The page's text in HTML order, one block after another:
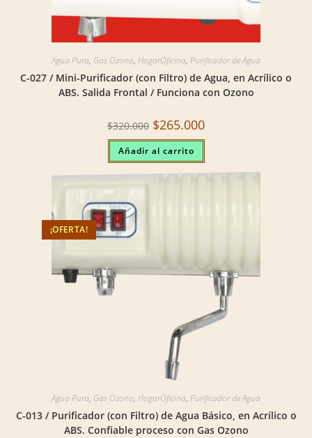
Agua Pura, Gas Ozono, HogarOficina, Purificador de Agua
C-027 / Mini-Purificador (con Filtro) de Agua, en Acrílico o
ABS. Salida Frontal / Funciona con Ozono
$320.000 Original
price
was:
$320.000.
$265.000Current
is:
Añadir al carrito
¡OFERTA!
Agua Pura, Gas Ozono, HogarOficina, Purificador de Agua
C-013 / Purificador (con Filtro) de Agua Básico, en Acrílico o
ABS. Confiable proceso con Gas Ozono